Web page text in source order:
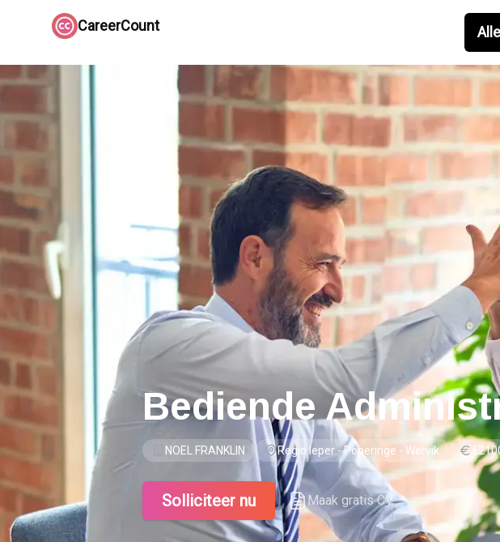
CareerCount
Bediende
NOEL FRANKLIN Regio Ieper - Poperinge - Wervik
Solliciteer nu Maak gratis CV